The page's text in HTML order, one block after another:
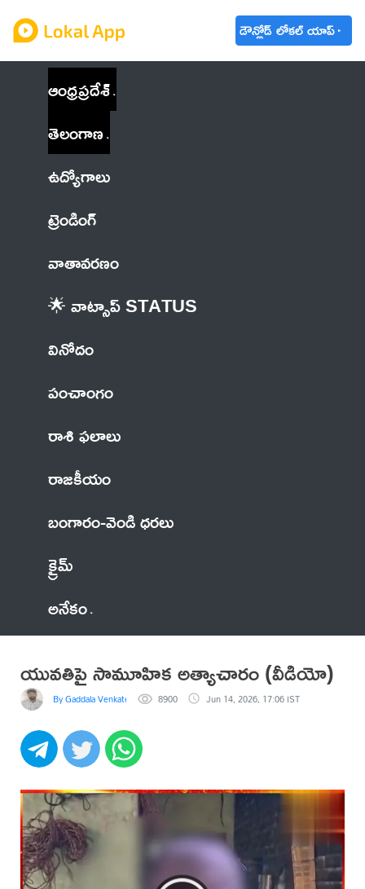
డౌన్లోడ్ లోకల్ యాప్
ఆంధ్రప్రదేశ్
తెలంగాణ
ఉద్యోగాలు
ట్రెండింగ్
వాతావరణం
🌟 వాట్సాప్ STATUS
వినోదం
పంచాంగం
రాశి ఫలాలు
రాజకీయం
బంగారం-వెండి ధరలు
క్రైమ్
అనేకం
యువతిపై సామూహిక అత్యాచారం (వీడియో)
By Gaddala VenkateswaraRao8900 Jun 14, 2026, 17:06 IST